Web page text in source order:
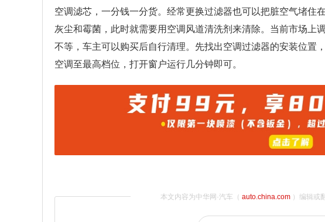
空调滤芯，一分钱一分货。经常更换过滤器也可以把脏空气堵住
灰尘和霉菌，此时就需要用空调风道清洗剂来清除。当前市场上
不等，车主可以购买后自行清理。先找出空调过滤器的安装位置
空调至最高档位，打开窗户运行几分钟即可。
本文内容为中华网·汽车（ auto.china.com）编辑或